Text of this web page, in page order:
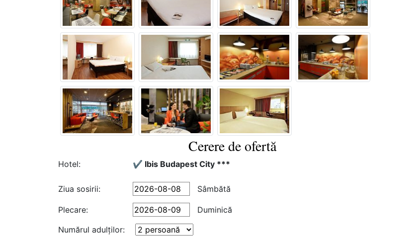
Cerere de ofertă
Hotel: ✔️ Ibis Budapest City ***
Ziua sosirii: Sâmbătă
Plecare:
Duminică
Numărul adulţilor: